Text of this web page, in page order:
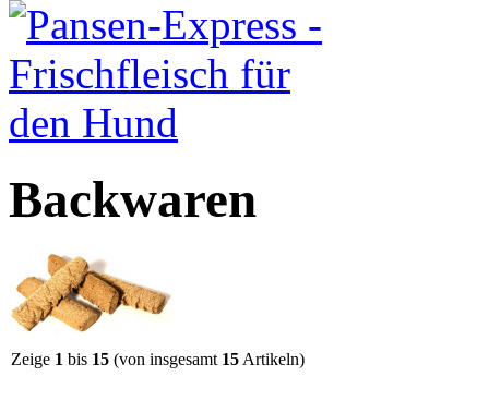
Backwaren
Zeige 1 bis 15 (von insgesamt 15 Artikeln)